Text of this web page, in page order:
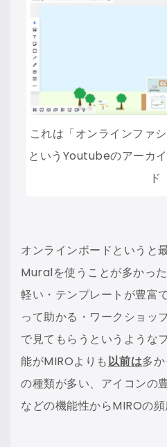
これは「オンラインファ
というYoutubeのアーカ
ド
オンラインボードというと
Muralを使うことが多かっ
軽い・テンプレートが豊富
って助かる・ワークショッ
で見てもらうというような
能がMIROよりも以前は多
の種類が多い、アイコンの
などの機能性からMIROの頻